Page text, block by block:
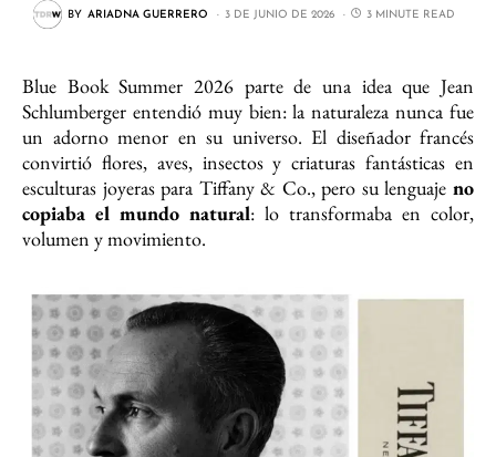
BY ARIADNA GUERRERO 3 DE JUNIO DE 2026 3 MINUTE READ
Blue Book Summer 2026 parte de una idea que Jean
Schlumberger entendió muy bien: la naturaleza nunca fue
un adorno menor en su universo. El diseñador francés
convirtió flores, aves, insectos y criaturas fantásticas en
esculturas joyeras para Tiffany & Co., pero su lenguaje no
copiaba el mundo natural: lo transformaba en color,
volumen y movimiento.